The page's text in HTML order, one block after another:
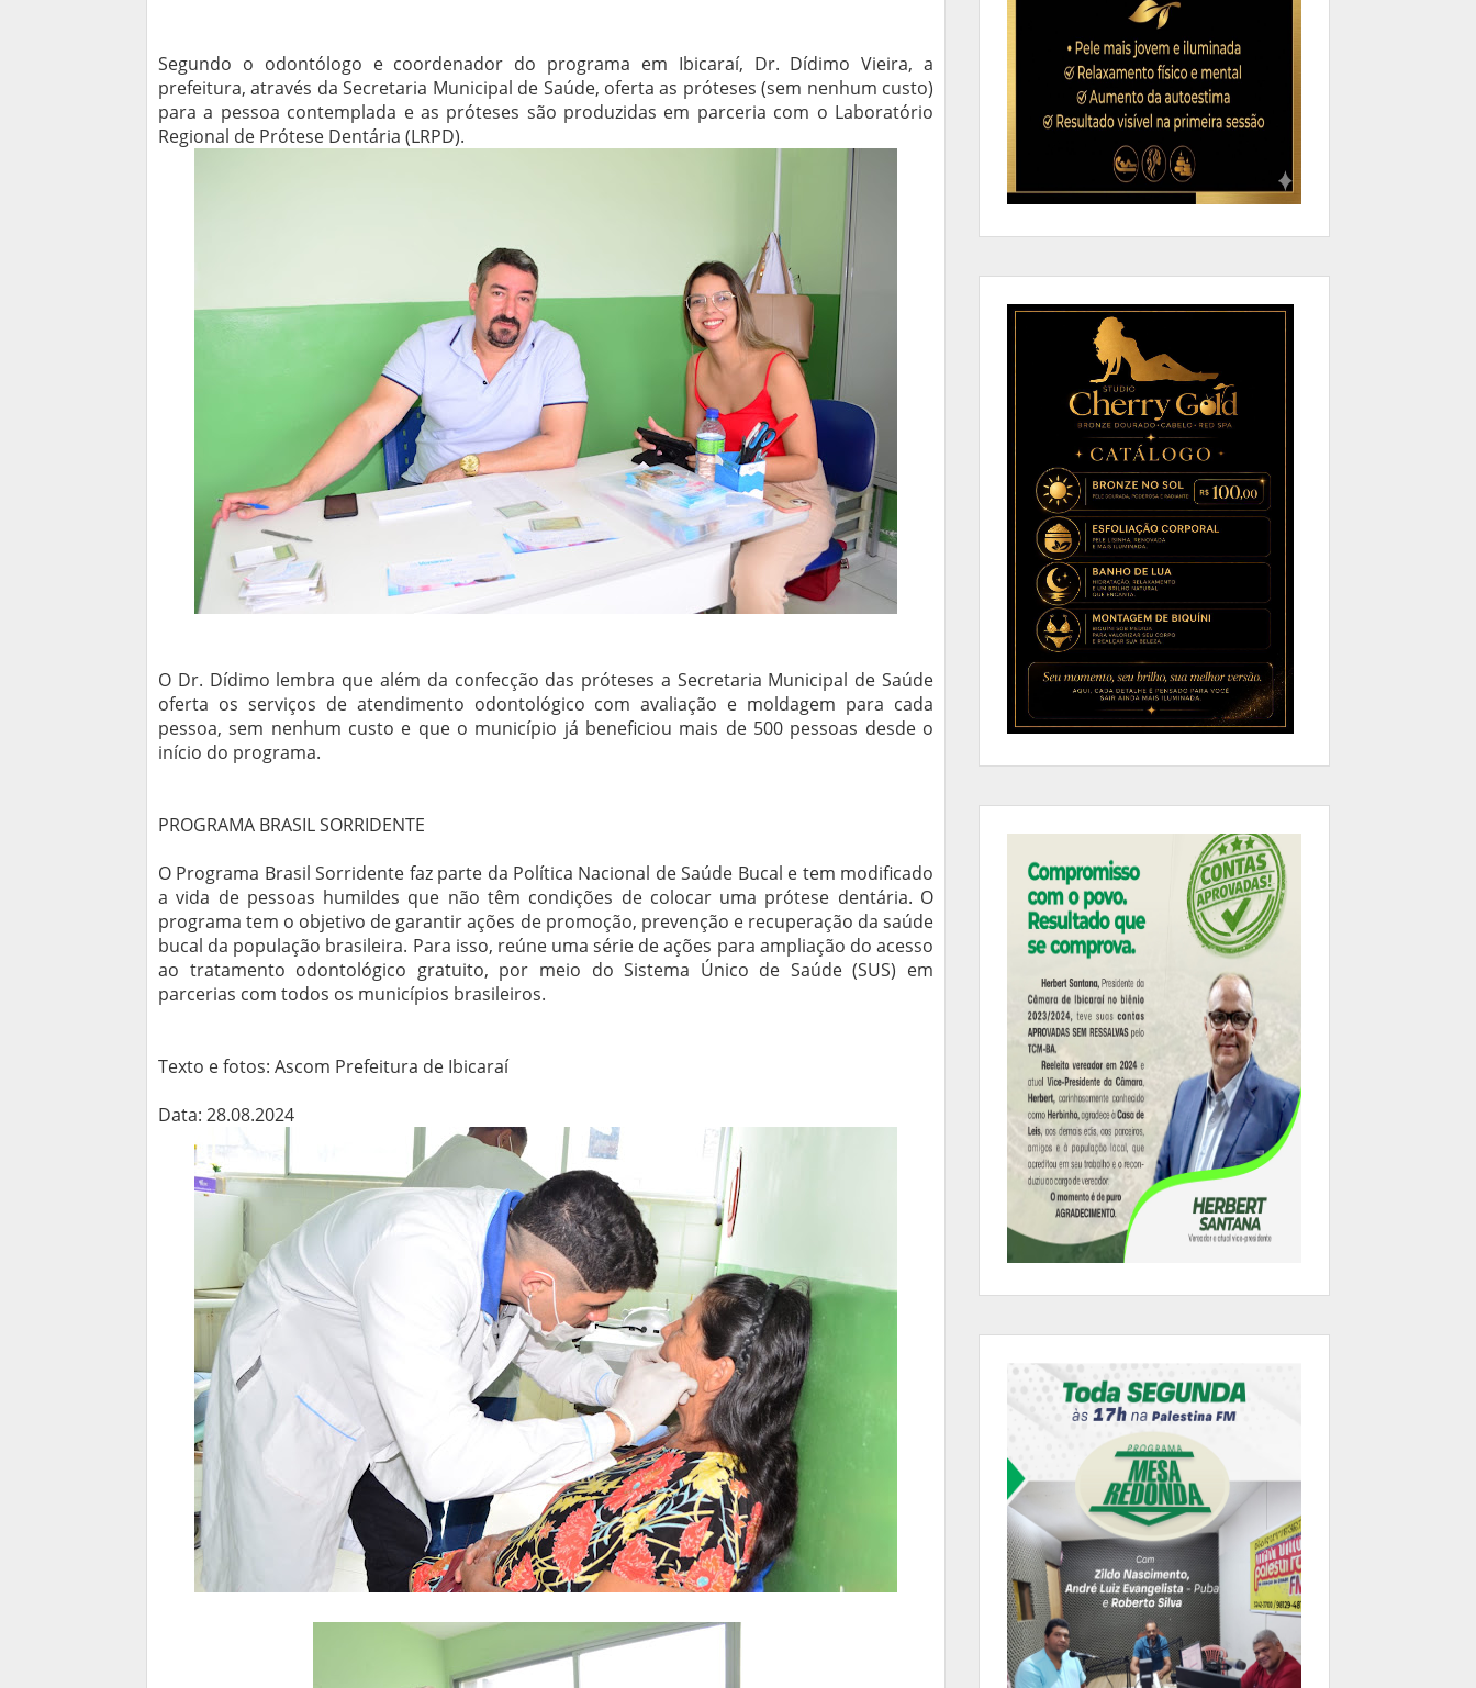
Segundo o odontólogo e coordenador do programa em Ibicaraí, Dr. Dídimo Vieira, a
prefeitura, através da Secretaria Municipal de Saúde, oferta as próteses (sem nenhum custo)
para a pessoa contemplada e as próteses são produzidas em parceria com o Laboratório
Regional de Prótese Dentária (LRPD).
O Dr. Dídimo lembra que além da confecção das próteses a Secretaria Municipal de Saúde
oferta os serviços de atendimento odontológico com avaliação e moldagem para cada
pessoa, sem nenhum custo e que o município já beneficiou mais de 500 pessoas desde o
início do programa.
PROGRAMA BRASIL SORRIDENTE
O Programa Brasil Sorridente faz parte da Política Nacional de Saúde Bucal e tem modificado
a vida de pessoas humildes que não têm condições de colocar uma prótese dentária. O
programa tem o objetivo de garantir ações de promoção, prevenção e recuperação da saúde
bucal da população brasileira. Para isso, reúne uma série de ações para ampliação do acesso
ao tratamento odontológico gratuito, por meio do Sistema Único de Saúde (SUS) em
parcerias com todos os municípios brasileiros.
Texto e fotos: Ascom Prefeitura de Ibicaraí
Data: 28.08.2024